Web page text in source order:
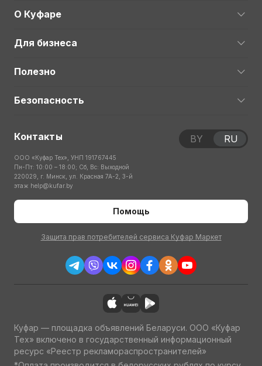
О Куфаре
Для бизнеса
Полезно
Безопасность
Контакты
ООО «Куфар Тех», УНП 191767445
Пн-Пт: 10:00 – 18:00; Сб, Вс: Выходной
220029, г. Минск, ул. Красная 7А-2, 3-й
этаж help@kufar.by
Помощь
Защита прав потребителей сервиса Куфар Маркет
BY RU
Куфар — площадка объявлений Беларуси. ООО «Куфар
Тех» включено в государственный информационный
ресурс «Реестр рекламораспространителей»